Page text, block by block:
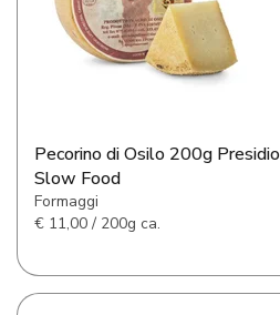
Pecorino di Osilo 200g Presidio
Slow Food
Formaggi
€ 11,00 / 200g ca.